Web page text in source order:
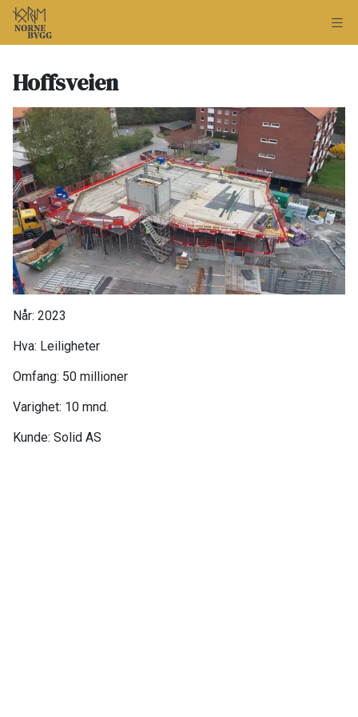
Hoffsveien
Når: 2023​
Hva: Leiligheter​
Omfang: 50 millioner​
Varighet: 10 mnd.​
Kunde: Solid AS​